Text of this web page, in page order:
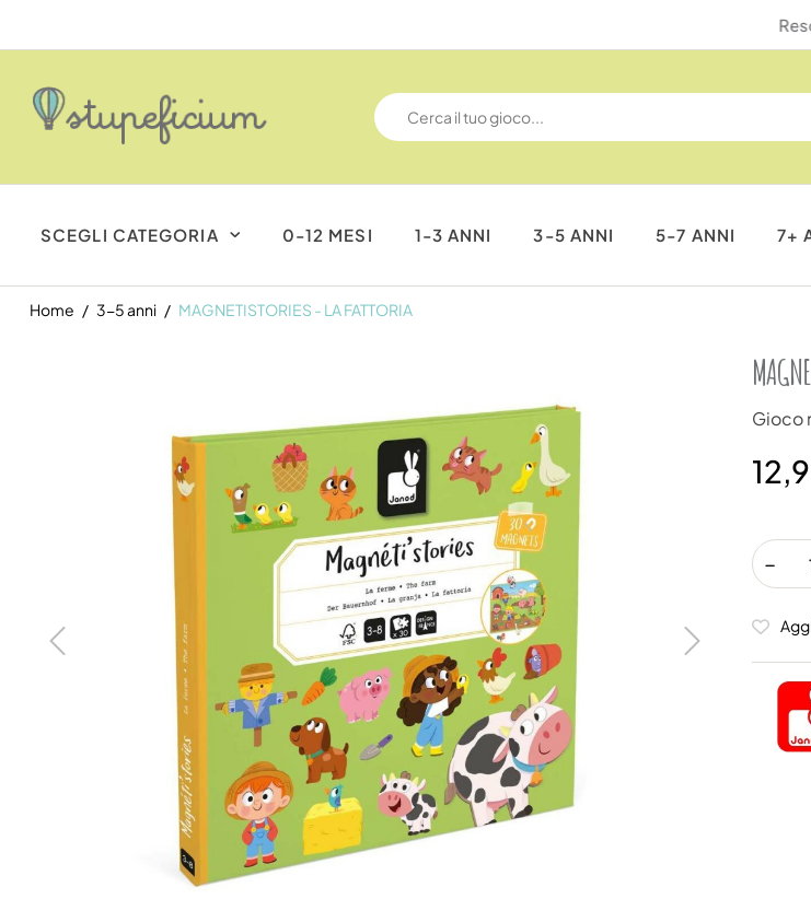
Reso gratuito entro 14
SCEGLI CATEGORIA 0-12 MESI 1-3 ANNI 3-5 ANNI 5-7 ANNI 7+
Home 3-5 anni MAGNETISTORIES - LA FATTORIA
Gioco